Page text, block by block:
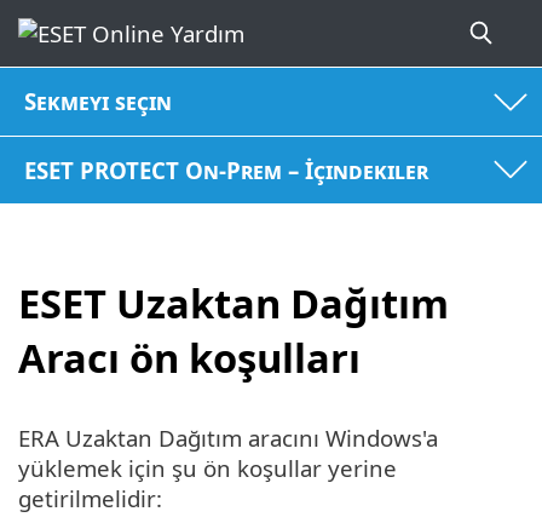
Sekmeyi seçin
ESET PROTECT On-Prem – İçindekiler
ESET Uzaktan Dağıtım
Aracı ön koşulları
ERA Uzaktan Dağıtım aracını Windows'a
yüklemek için şu ön koşullar yerine
getirilmelidir: